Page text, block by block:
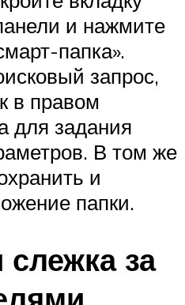
и нажмите
папка».
запрос,
в правом
для задания
В том же
и
папки.
за